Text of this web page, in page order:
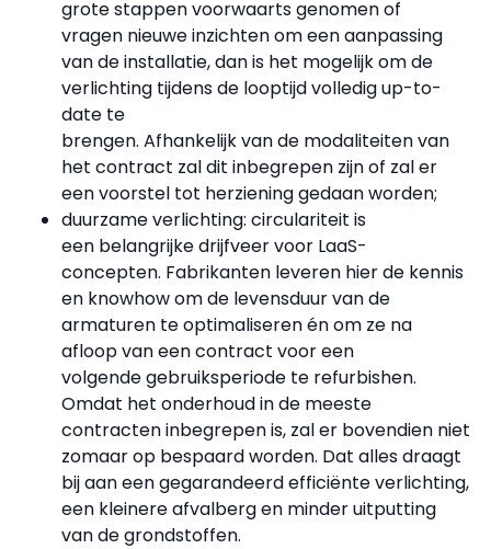
grote stappen voorwaarts genomen of
vragen nieuwe inzichten om een aanpassing
van de installatie, dan is het mogelijk om de
verlichting tijdens de looptijd volledig up-to-
date te
brengen. Afhankelijk van de modaliteiten van
het contract zal dit inbegrepen zijn of zal er
een voorstel tot herziening gedaan worden;
duurzame verlichting: circulariteit is
een belangrijke drijfveer voor LaaS-
concepten. Fabrikanten leveren hier de kennis
en knowhow om de levensduur van de
armaturen te optimaliseren én om ze na
afloop van een contract voor een
volgende gebruiksperiode te refurbishen.
Omdat het onderhoud in de meeste
contracten inbegrepen is, zal er bovendien niet
zomaar op bespaard worden. Dat alles draagt
bij aan een gegarandeerd efficiënte verlichting,
een kleinere afvalberg en minder uitputting
van de grondstoffen.